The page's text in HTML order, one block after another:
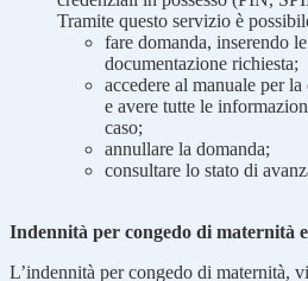
Tramite questo servizio è
fare domanda, inserendo
documentazione richiesta;
accedere al manuale per
e avere tutte le
caso;
annullare la domanda;
consultare lo stato di
Indennità per congedo di maternità
L’indennità per congedo di maternità,